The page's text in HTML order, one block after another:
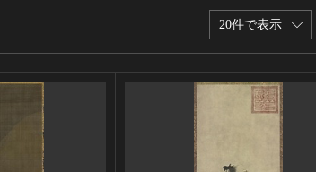
20件で表示